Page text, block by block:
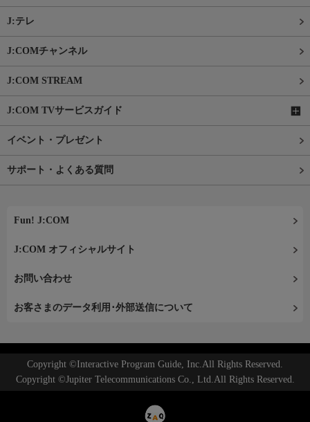
J:テレ
J:COMチャンネル
J:COM STREAM
J:COM TVサービスガイド
イベント・プレゼント
サポート・よくある質問
Fun! J:COM
J:COM オフィシャルサイト
お問い合わせ
お客さまのデータ利用･外部送信について
Copyright ©Interactive Program Guide, Inc.All Rights Reserved.
Copyright ©Jupiter Telecommunications Co., Ltd.All Rights Reserved.